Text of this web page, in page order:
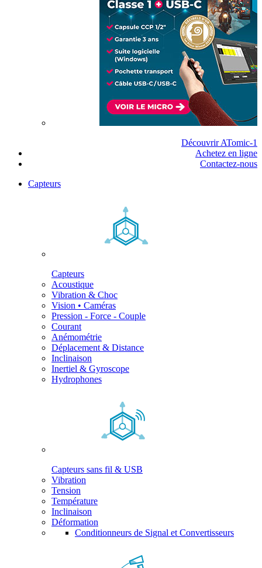
Découvrir ATomic-1
Achetez en ligne
Contactez-nous
Capteurs
Capteurs
Acoustique
Vibration & Choc
Vision • Caméras
Pression - Force - Couple
Courant
Anémométrie
Déplacement & Distance
Inclinaison
Inertiel & Gyroscope
Hydrophones
Capteurs sans fil & USB
Vibration
Tension
Température
Inclinaison
Déformation
Conditionneurs de Signal et Convertisseurs